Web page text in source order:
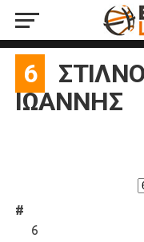
6
ΙΩΑΝΝΗΣ
#
6